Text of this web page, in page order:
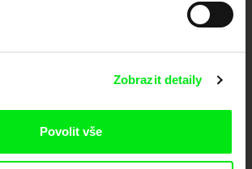
Zobrazit detaily
Povolit vše
filmu sdružených do Doc Alliance. Naším cílem je
filmu, propagovat jeho rozmanitost a
Členové Doc Alliance